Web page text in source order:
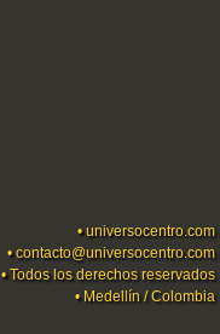
•universocentro.com
•contacto@universocentro.com
• Todos los derechos reservados
• Medellín / Colombia